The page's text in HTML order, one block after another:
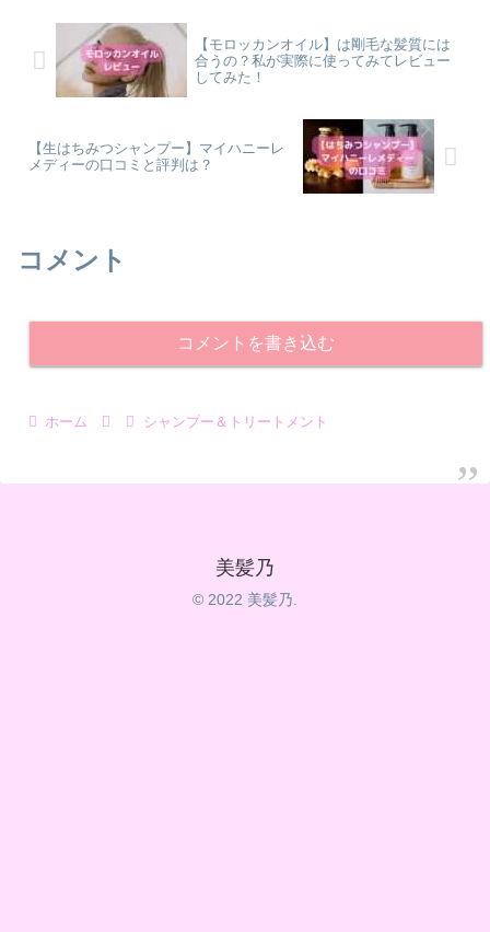
【モロッカンオイル】は剛毛な髪質には
合うの？私が実際に使ってみてレビュー
してみた！
【生はちみつシャンプー】マイハニーレ
メディーの口コミと評判は？
コメント
コメントを書き込む
ホーム シャンプー＆トリートメント
美髪乃
© 2022 美髪乃.